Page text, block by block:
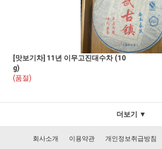
[맛보기차] 11년 이무고진대수차 (10
g)
(품절)
더보기 ▼
회사소개 이용약관 개인정보취급방침